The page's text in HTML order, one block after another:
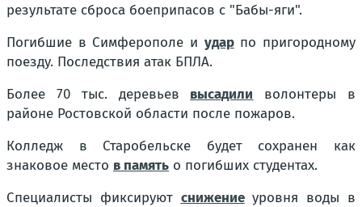
результате сброса боеприпасов с "Бабы-яги".
Погибшие в Симферополе и ударпо пригородному
поезду. Последствия атак БПЛА.
Более 70 тыс. деревьев высадили волонтеры в
районе Ростовской области после пожаров.
Колледж в Старобельске будет сохранен как
знаковое место в память о погибших студентах.
Специалисты фиксируют снижениеуровня воды в